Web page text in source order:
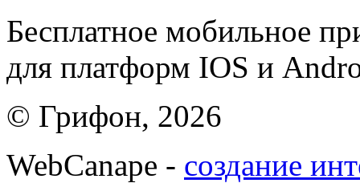
Бесплатное мобильное
для платформ IOS и
© Грифон, 2026
WebCanape - создание